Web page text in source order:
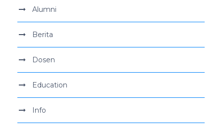
Alumni
Berita
Dosen
Education
Info